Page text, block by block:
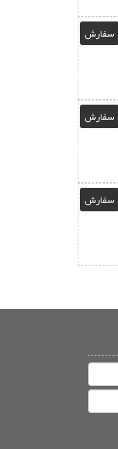
سفارش
سفارش
سفارش